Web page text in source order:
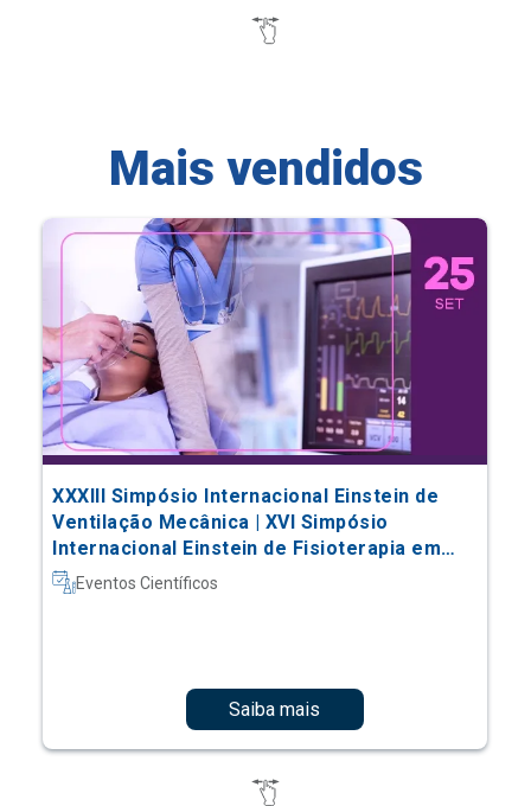
Mais vendidos
XXXIII Simpósio Internacional Einstein de
Ventilação Mecânica | XVI Simpósio
Internacional Einstein de Fisioterapia em
Terapia Intensiva
Eventos Científicos
Saiba mais